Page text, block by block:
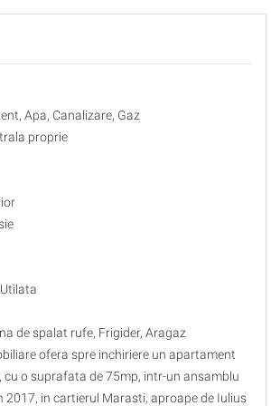
Apa, Canalizare, Gaz
proprie
de spalat rufe, Frigider, Aragaz
ofera spre inchiriere un apartament
cu o suprafata de 75mp, intr-un ansamblu
2017, in cartierul Marasti, aproape de Iulius